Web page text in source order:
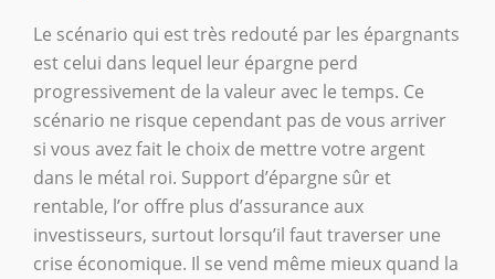
Le scénario qui est très redouté par les épargnants
est celui dans lequel leur épargne perd
progressivement de la valeur avec le temps. Ce
scénario ne risque cependant pas de vous arriver
si vous avez fait le choix de mettre votre argent
dans le métal roi. Support d’épargne sûr et
rentable, l’or offre plus d’assurance aux
investisseurs, surtout lorsqu’il faut traverser une
crise économique. Il se vend même mieux quand la